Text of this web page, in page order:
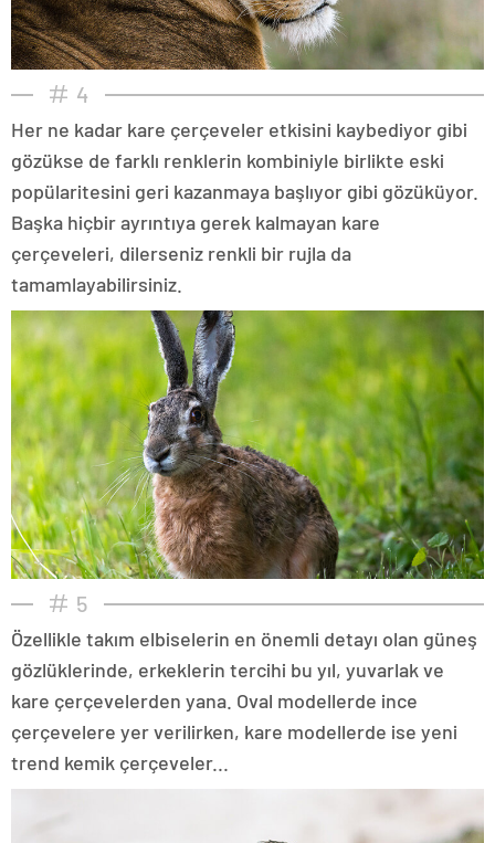
4
Her ne kadar kare çerçeveler etkisini kaybediyor gibi
gözükse de farklı renklerin kombiniyle birlikte eski
popülaritesini geri kazanmaya başlıyor gibi gözüküyor.
Başka hiçbir ayrıntıya gerek kalmayan kare
çerçeveleri, dilerseniz renkli bir rujla da
tamamlayabilirsiniz.
5
Özellikle takım elbiselerin en önemli detayı olan güneş
gözlüklerinde, erkeklerin tercihi bu yıl, yuvarlak ve
kare çerçevelerden yana. Oval modellerde ince
çerçevelere yer verilirken, kare modellerde ise yeni
trend kemik çerçeveler...